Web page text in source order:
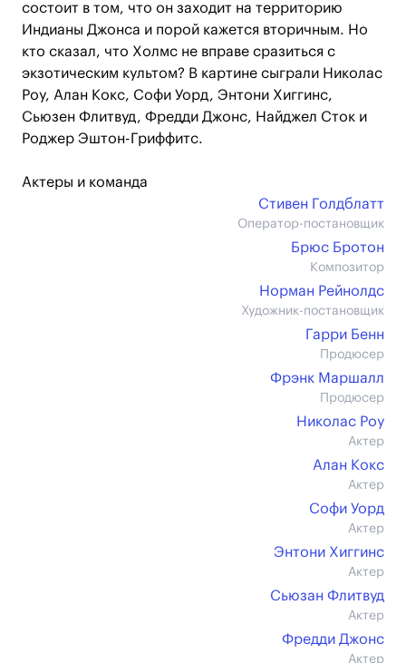
состоит в том, что он заходит на территорию
Индианы Джонса и порой кажется вторичным. Но
кто сказал, что Холмс не вправе сразиться с
экзотическим культом? В картине сыграли Николас
Роу, Алан Кокс, Софи Уорд, Энтони Хиггинс,
Сьюзен Флитвуд, Фредди Джонс, Найджел Сток и
Роджер Эштон-Гриффитс.
Актеры и команда
Стивен Голдблатт
Оператор-постановщик
Брюс Бротон
Композитор
Норман Рейнолдс
Художник-постановщик
Гарри Бенн
Продюсер
Фрэнк Маршалл
Продюсер
Николас Роу
Актер
Алан Кокс
Актер
Софи Уорд
Актер
Энтони Хиггинс
Актер
Сьюзан Флитвуд
Актер
Фредди Джонс
Актер